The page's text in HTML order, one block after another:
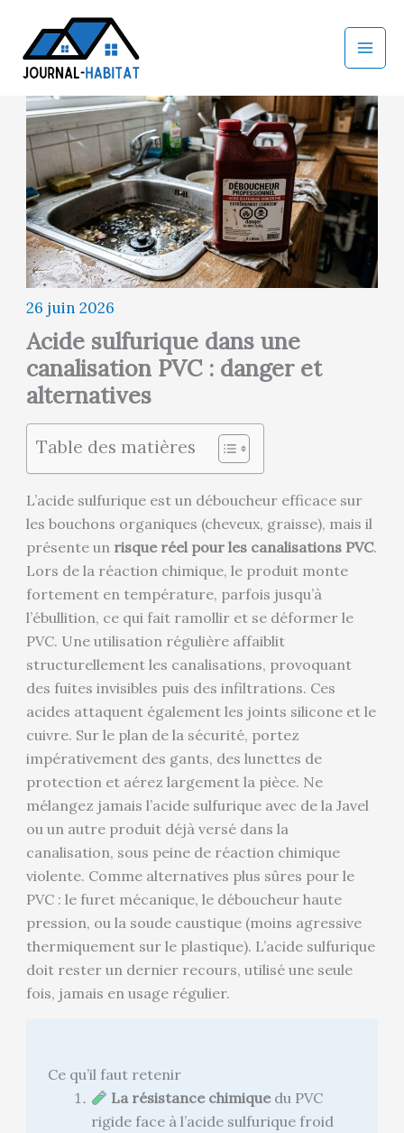
contenu
26 juin 2026
Acide sulfurique dans une
canalisation PVC : danger et
alternatives
Table des matières
L’acide sulfurique est un déboucheur efficace sur
les bouchons organiques (cheveux, graisse), mais il
présente un risque réel pour les canalisations PVC.
Lors de la réaction chimique, le produit monte
fortement en température, parfois jusqu’à
l’ébullition, ce qui fait ramollir et se déformer le
PVC. Une utilisation régulière affaiblit
structurellement les canalisations, provoquant
des fuites invisibles puis des infiltrations. Ces
acides attaquent également les joints silicone et le
cuivre. Sur le plan de la sécurité, portez
impérativement des gants, des lunettes de
protection et aérez largement la pièce. Ne
mélangez jamais l’acide sulfurique avec de la Javel
ou un autre produit déjà versé dans la
canalisation, sous peine de réaction chimique
violente. Comme alternatives plus sûres pour le
PVC : le furet mécanique, le déboucheur haute
pression, ou la soude caustique (moins agressive
thermiquement sur le plastique). L’acide sulfurique
doit rester un dernier recours, utilisé une seule
fois, jamais en usage régulier.
Ce qu’il faut retenir
La résistance chimiquedu PVC
rigide face à l’acide sulfurique froid